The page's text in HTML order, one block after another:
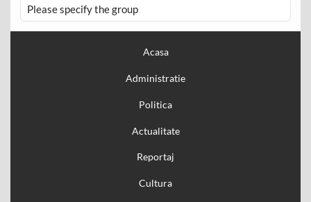
Please specify the group
Acasa
Administratie
Politica
Actualitate
Reportaj
Cultura